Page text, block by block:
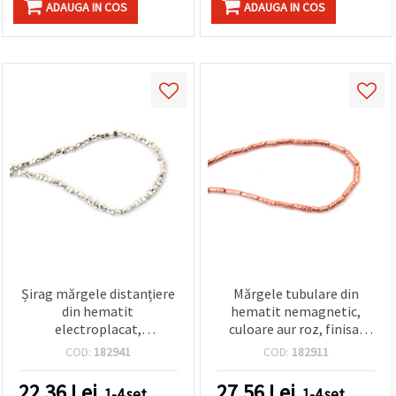
ADAUGA IN COS ADAUGA IN COS
Șirag mărgele distanțiere
din hematit
electroplacat,
nemagnetic, ton argintiu
semiprețioasă, formă
COD: 182941
Mărgele tubulare din
hematit nemagnetic,
culoare aur roz, finisaj
electroplacat,
mm, gaură 1 mm – șirag
COD: 182911